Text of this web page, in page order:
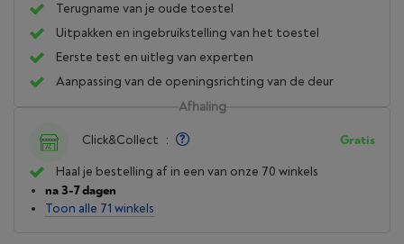
Terugname van je oude toestel
Uitpakken en ingebruikstelling van het toestel
Eerste test en uitleg van experten
Aanpassing van de openingsrichting van de deur
Afhaling
Click&Collect : Gratis
Haal je bestelling af in een van onze 70 winkels
na 3-7 dagen
Toon alle 71 winkels